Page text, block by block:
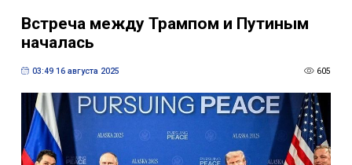
Встреча между Трампом и Путиным
началась
03:49 16 августа 2025 605